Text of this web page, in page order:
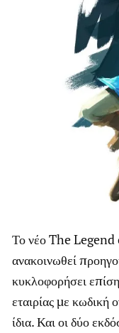
Το νέο The
ανακοινωθεί
κυκλοφορήσει
εταιρίας με
ίδια. Και οι δύο